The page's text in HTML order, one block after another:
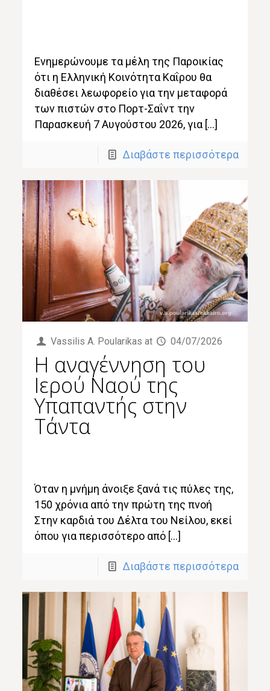
Ενημερώνουμε τα μέλη της Παροικίας
ότι η Ελληνική Κοινότητα Καΐρου θα
διαθέσει λεωφορείο για την μεταφορά
των πιστών στο Πορτ-Σαΐντ την
Παρασκευή 7 Αυγούστου 2026, για […]
Διαβάστε περισσότερα
Vassilis Α. Poularikas at 04/07/2026
Η αναγέννηση του
Ιερού Ναού της
Υπαπαντής στην
Τάντα
Όταν η μνήμη άνοιξε ξανά τις πύλες της,
150 χρόνια από την πρώτη της πνοή
Στην καρδιά του Δέλτα του Νείλου, εκεί
όπου για περισσότερο από […]
Διαβάστε περισσότερα